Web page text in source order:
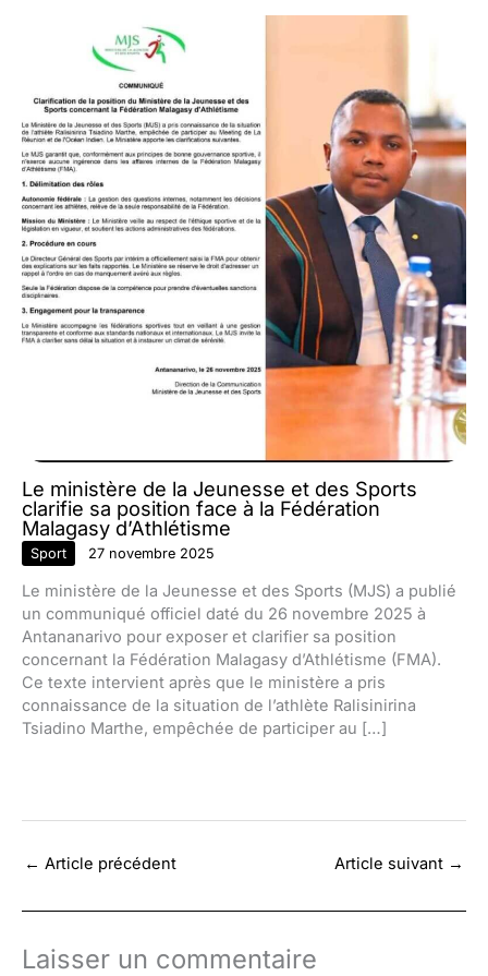
Le ministère de la Jeunesse et des Sports
clarifie sa position face à la Fédération
Malagasy d’Athlétisme
Sport 27 novembre 2025
Le ministère de la Jeunesse et des Sports (MJS) a publié
un communiqué officiel daté du 26 novembre 2025 à
Antananarivo pour exposer et clarifier sa position
concernant la Fédération Malagasy d’Athlétisme (FMA).
Ce texte intervient après que le ministère a pris
connaissance de la situation de l’athlète Ralisinirina
Tsiadino Marthe, empêchée de participer au […]
← Article précédent Article suivant →
Laisser un commentaire